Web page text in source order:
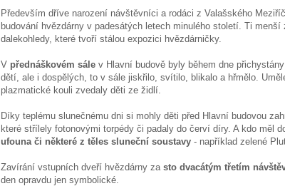
Především dříve narození návštěvníci a rodáci z Valašského
budování hvězdárny v padesátých letech minulého století. Ti
dalekohledy, které tvoří stálou expozici hvězdárničky.
V přednáškovém sále v Hlavní budově byly během dne
dětí, ale i dospělých, to v sále jiskřilo, svítilo, blikalo a hřmělo.
plazmatické kouli zvedaly děti ze židlí.
Díky teplému slunečnému dni si mohly děti před Hlavní budovou
které střílely fotonovými torpédy či padaly do červí díry. A kdo měl
ufouna či některé z těles sluneční soustavy - například zelené
Zavírání vstupních dveří hvězdárny za sto dvacátým třetím
den opravdu jen symbolické.